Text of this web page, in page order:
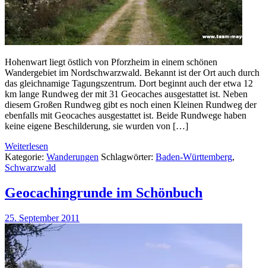
Hohenwart liegt östlich von Pforzheim in einem schönen
Wandergebiet im Nordschwarzwald. Bekannt ist der Ort auch durch
das gleichnamige Tagungszentrum. Dort beginnt auch der etwa 12
km lange Rundweg der mit 31 Geocaches ausgestattet ist. Neben
diesem Großen Rundweg gibt es noch einen Kleinen Rundweg der
ebenfalls mit Geocaches ausgestattet ist. Beide Rundwege haben
keine eigene Beschilderung, sie wurden von […]
Weiterlesen
Kategorie: Wanderungen Schlagwörter: Baden-Württemberg,
Schwarzwald
Geocachingrunde im Schönbuch
25. September 2011